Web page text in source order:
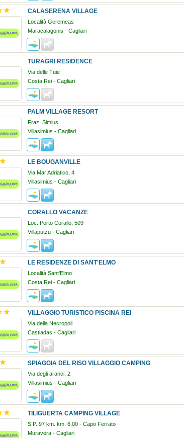
CALASERENA VILLAGE
Località Geremeas
Maracalagonis - Cagliari
TURAGRI RESIDENCE
Via delle Tuie
Costa Rei - Cagliari
PALM VILLAGE RESORT
Fraz. Simius
Villasimius - Cagliari
LE BOUGANVILLE
Via Mar Adriatico, 4
Villasimius - Cagliari
CORALLO VACANZE
Loc. Porto Corallo, 509
Villaputzu - Cagliari
LE RESIDENZE DI SANT'ELMO
Località Sant'Elmo
Costa Rei - Cagliari
VILLAGGIO TURISTICO PISCINA REI
Via della Necropoli
Castiadas - Cagliari
SPIAGGIA DEL RISO VILLAGGIO CAMPING
Via degli aranci, 2
Villasimius - Cagliari
TILIGUERTA CAMPING VILLAGE
S.P. 97 km. km. 6,00 - Capo Ferrato
Muravera - Cagliari